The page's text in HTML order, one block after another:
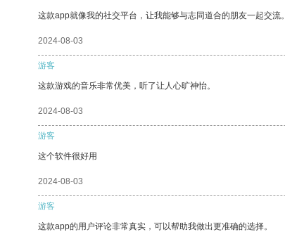
这款app就像我的社交平台，让我能够与志同道合的朋友一起交流。
2024-08-03
游客
这款游戏的音乐非常优美，听了让人心旷神怡。
2024-08-03
游客
这个软件很好用
2024-08-03
游客
这款app的用户评论非常真实，可以帮助我做出更准确的选择。